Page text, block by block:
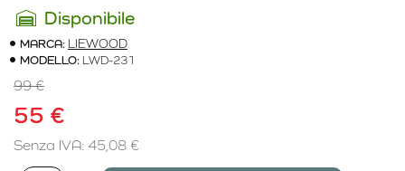
Disponibile
MARCA: LIEWOOD
MODELLO: LWD-231
55 €
99 €
Senza IVA: 45,08 €